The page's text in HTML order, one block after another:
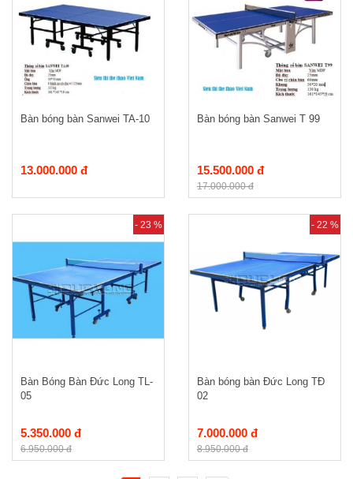
Bàn bóng bàn Sanwei TA-10
13.000.000 đ
Bàn bóng bàn Sanwei T 99
15.500.000 đ
17.000.000 đ
- 23 %
Bàn Bóng Bàn Đức Long TL-
05
5.350.000 đ
6.950.000 đ
- 22 %
Bàn bóng bàn Đức Long TĐ
02
7.000.000 đ
8.950.000 đ